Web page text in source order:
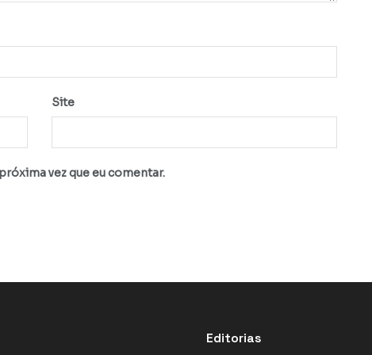
Site
vez que eu comentar.
Editorias